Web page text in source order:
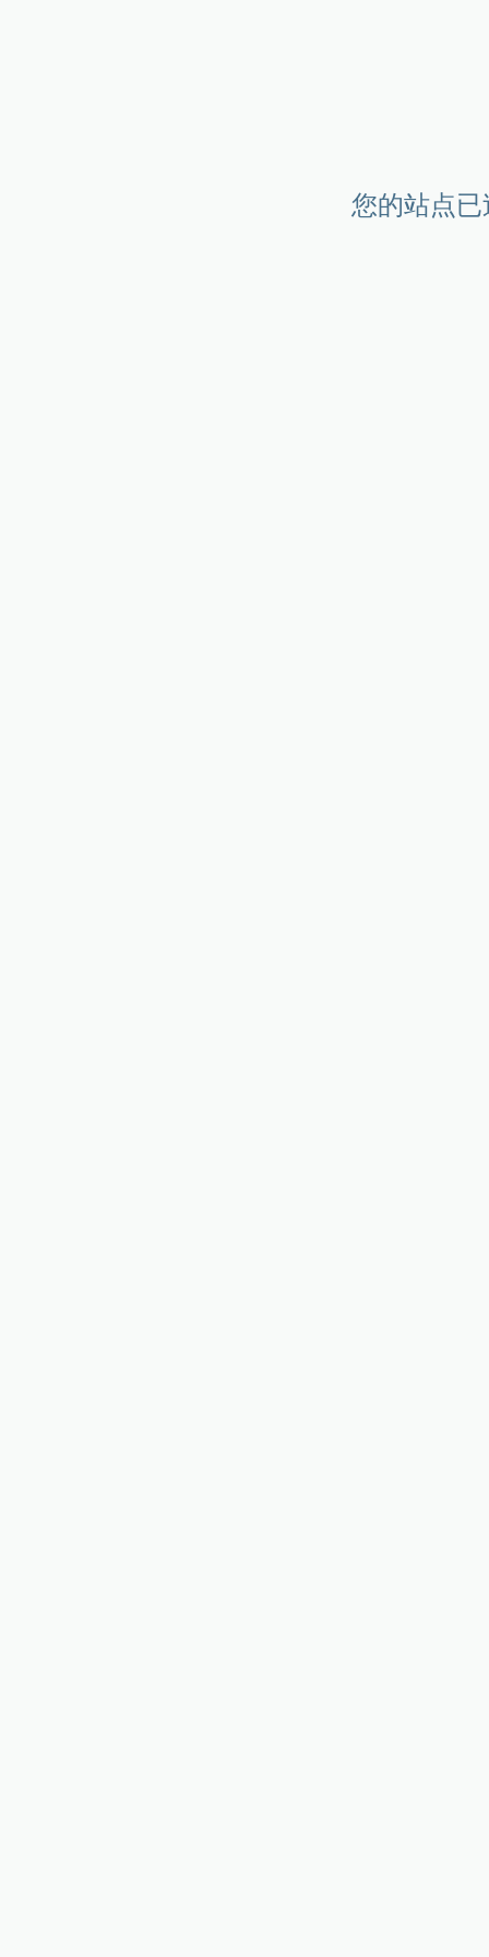
您的站点